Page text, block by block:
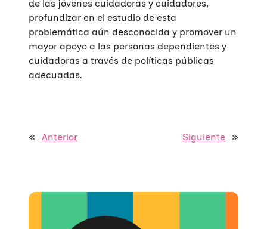
Sobre UNAF
Transparencia
Áreas de acción
Familias reconstituidas
Mediación
Atención directa
Sensibilización
de las jóvenes cuidadoras y cuidadores,
profundizar en el estudio de esta
problemática aún desconocida y promover un
mayor apoyo a las personas dependientes y
cuidadoras a través de políticas públicas
adecuadas.
« Anterior Siguiente »